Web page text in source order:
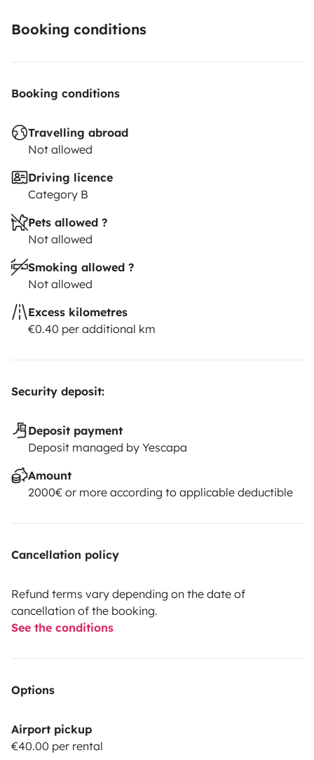
Booking conditions
Booking conditions
Travelling abroad
Not allowed
Driving licence
Category B
Pets allowed ?
Not allowed
Smoking allowed ?
Not allowed
Excess kilometres
€0.40 per additional km
Security deposit:
Deposit payment
Deposit managed by Yescapa
Amount
2000€ or more according to applicable deductible
Cancellation policy
Refund terms vary depending on the date of
cancellation of the booking.
See the conditions
Options
Airport pickup
€40.00 per rental